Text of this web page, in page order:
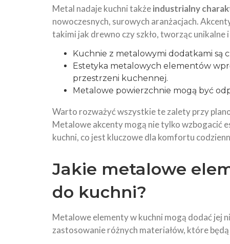
Metal nadaje kuchni takżeindustrialny
nowoczesnych, surowych aranżacjach.
takimi jak drewno czy szkło, tworząc unikalne
Kuchnie z metalowymi dodatkami są
Estetyka metalowych elementów
przestrzeni kuchennej.
Metalowe powierzchnie mogą być
Warto rozważyć wszystkie te zalety przy
Metalowe akcenty mogą nie tylko wzbogacić
kuchni, co jest kluczowe dla komfortu
Jakie metalowe
do kuchni?
Metalowe elementy w kuchni mogą dodać jej
zastosowanie różnych materiałów, które